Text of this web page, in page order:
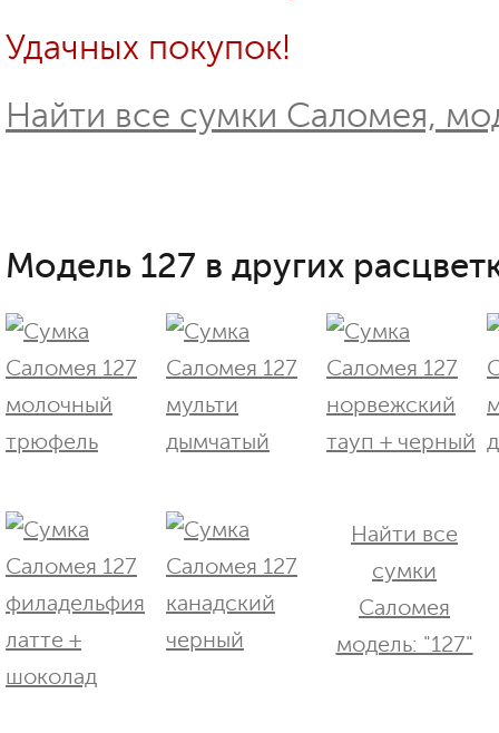
Удачных покупок!
Найти все сумки Саломея,
Модель 127 в других
Найти все
сумки
Саломея
модель: "127"